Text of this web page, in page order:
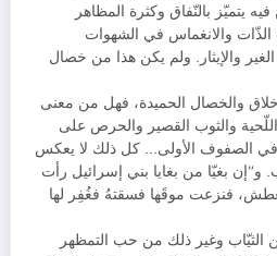
يتميّز بالنّفاق وكثرة المظاهر
والانغماس في الشهوات
والإيثار. ولم يكن هذا من خصال
والخصال الحميدة، فهل من معنى
والثوب القصير والحرص على
في الصفوف الأولى… كل ذلك لا يعكس
بغيّا من بغايا بني إسرائيل رأت
فنزعت موقَها فسقتهُ فغُفِر لها
الثيّاب وغير ذلك من حب التمظهر